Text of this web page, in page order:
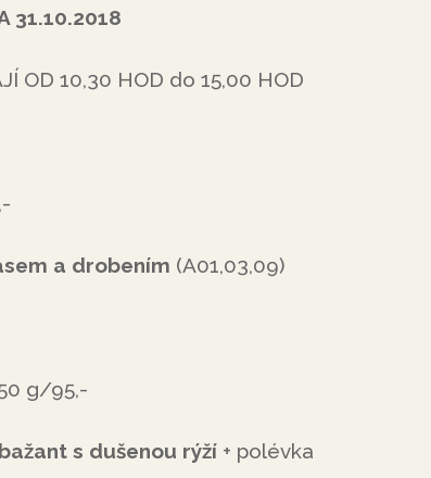
31.10.2018
OD 10,30 HOD do 15,00 HOD
a drobením (A01,03,09)
g/95,-
s dušenou rýží + polévka